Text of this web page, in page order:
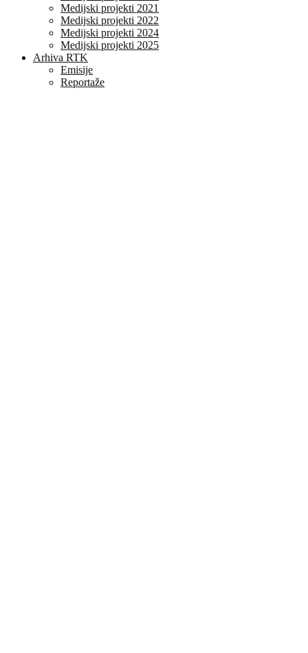
Medijski projekti 2021
Medijski projekti 2022
Medijski projekti 2024
Medijski projekti 2025
Arhiva RTK
Emisije
Reportaže